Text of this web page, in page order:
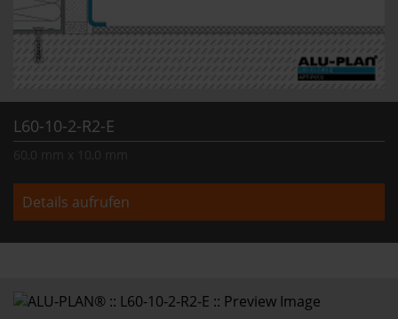
L60-10-2-R2-E
Details aufrufen